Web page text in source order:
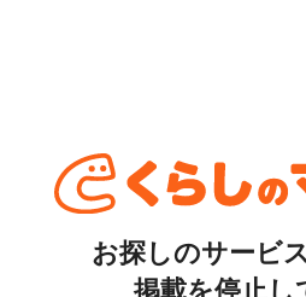
お探しのサービ
掲載を停止し